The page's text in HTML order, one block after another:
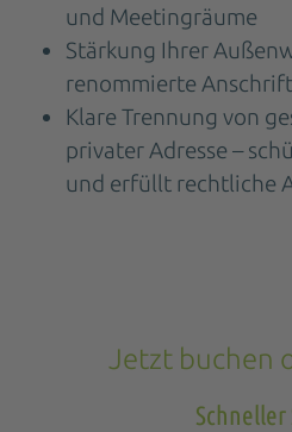
und Meetingräume
Stärkung Ihrer
renommierte
Klare Trennung von
privater Adresse –
und erfüllt rechtliche
Jetzt buchen